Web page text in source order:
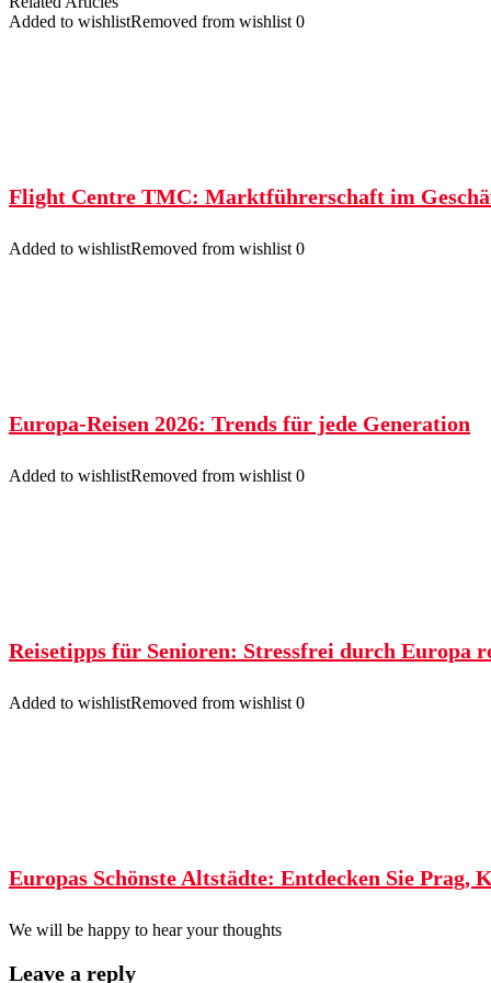
Added to wishlistRemoved from wishlist 0
Flight Centre TMC: Marktführerschaft im
Added to wishlistRemoved from wishlist 0
Europa-Reisen 2026: Trends für jede Generation
Added to wishlistRemoved from wishlist 0
Reisetipps für Senioren: Stressfrei durch Europa
Added to wishlistRemoved from wishlist 0
Europas Schönste Altstädte: Entdecken Sie Prag,
We will be happy to hear your thoughts
Leave a reply